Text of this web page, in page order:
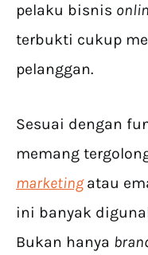
pelaku bisnis
terbukti cukup
pelanggan.
Sesuai dengan
memang
marketing atau
ini banyak
Bukan hanya